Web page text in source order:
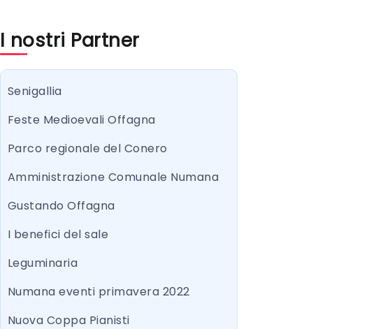
I nostri Partner
Senigallia
Feste Medioevali Offagna
Parco regionale del Conero
Amministrazione Comunale Numana
Gustando Offagna
I benefici del sale
Leguminaria
Numana eventi primavera 2022
Nuova Coppa Pianisti